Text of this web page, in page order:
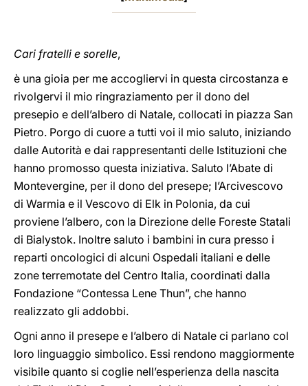
Cari fratelli e sorelle,
è una gioia per me accogliervi in questa circostanza e
rivolgervi il mio ringraziamento per il dono del
presepio e dell’albero di Natale, collocati in piazza San
Pietro. Porgo di cuore a tutti voi il mio saluto, iniziando
dalle Autorità e dai rappresentanti delle Istituzioni che
hanno promosso questa iniziativa. Saluto l’Abate di
Montevergine, per il dono del presepe; l’Arcivescovo
di Warmia e il Vescovo di Elk in Polonia, da cui
proviene l’albero, con la Direzione delle Foreste Statali
di Bialystok. Inoltre saluto i bambini in cura presso i
reparti oncologici di alcuni Ospedali italiani e delle
zone terremotate del Centro Italia, coordinati dalla
Fondazione “Contessa Lene Thun”, che hanno
realizzato gli addobbi.
Ogni anno il presepe e l’albero di Natale ci parlano col
loro linguaggio simbolico. Essi rendono maggiormente
visibile quanto si coglie nell’esperienza della nascita